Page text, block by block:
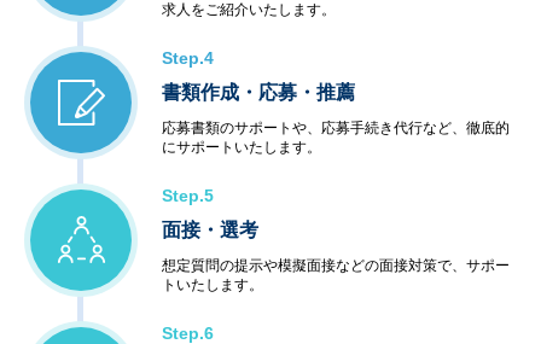
求人をご紹介いたします。
Step.4
書類作成・応募・推薦
応募書類のサポートや、応募手続き代行など、徹底的
にサポートいたします。
Step.5
面接・選考
想定質問の提示や模擬面接などの面接対策で、サポー
トいたします。
Step.6